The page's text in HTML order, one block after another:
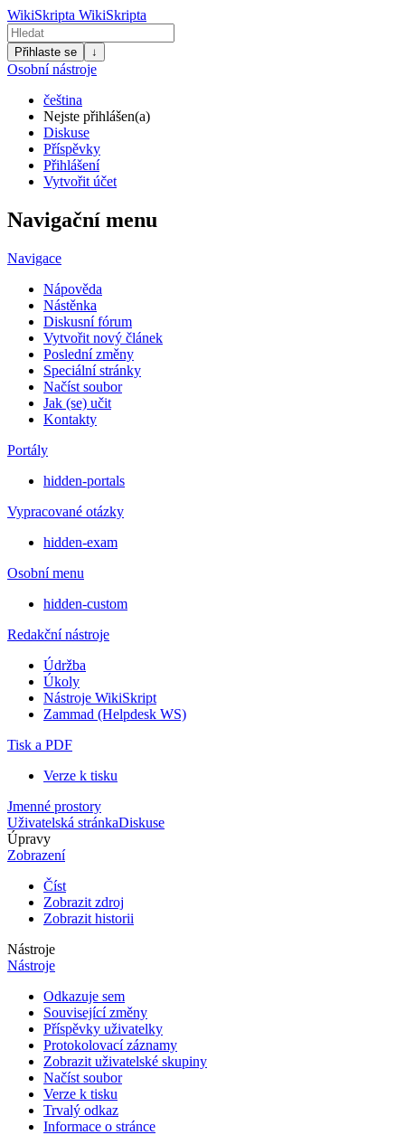
WikiSkripta WikiSkripta
Přihlaste se ↓
Osobní nástroje
čeština
Nejste přihlášen(a)
Diskuse
Příspěvky
Přihlášení
Vytvořit účet
Navigační menu
Navigace
Nápověda
Nástěnka
Diskusní fórum
Vytvořit nový článek
Poslední změny
Speciální stránky
Načíst soubor
Jak (se) učit
Kontakty
Portály
hidden-portals
Vypracované otázky
hidden-exam
Osobní menu
hidden-custom
Redakční nástroje
Údržba
Úkoly
Nástroje WikiSkript
Zammad (Helpdesk WS)
Tisk a PDF
Verze k tisku
Jmenné prostory
Uživatelská stránkaDiskuse
Úpravy
Zobrazení
Číst
Zobrazit zdroj
Zobrazit historii
Nástroje
Nástroje
Odkazuje sem
Související změny
Příspěvky uživatelky
Protokolovací záznamy
Zobrazit uživatelské skupiny
Načíst soubor
Verze k tisku
Trvalý odkaz
Informace o stránce